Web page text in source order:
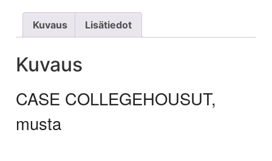
Kuvaus Lisätiedot
Kuvaus
CASE COLLEGEHOUSUT,
musta